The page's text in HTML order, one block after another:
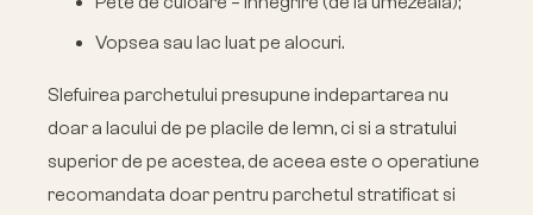
Vopsea sau lac luat pe alocuri.
Slefuirea parchetului presupune indepartarea nu
doar a lacului de pe placile de lemn, ci si a stratului
superior de pe acestea, de aceea este o operatiune
recomandata doar pentru parchetul stratificat si